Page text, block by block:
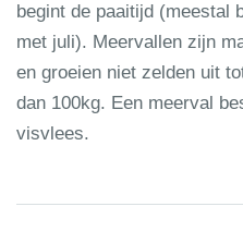
begint de paaitijd (meestal
met juli). Meervallen zijn
en groeien niet zelden uit
dan 100kg. Een meerval
visvlees.